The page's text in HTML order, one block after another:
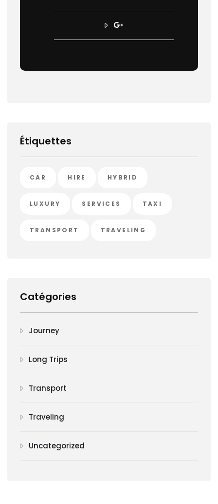
Étiquettes
CAR HIRE HYBRID
LUXURY SERVICES TAXI
TRANSPORT TRAVELING
Catégories
Journey
Long Trips
Transport
Traveling
Uncategorized